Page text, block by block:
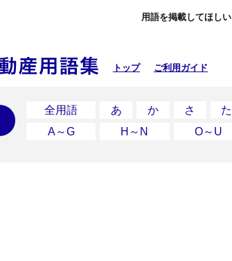
用語を掲載してほしい
トップ ご利用ガイド
全用語 あ か さ た
A～G
H～N O～U